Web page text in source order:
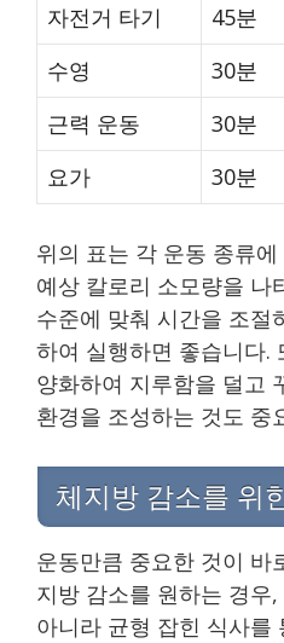
자전거 타기
45분
수영
30분
근력 운동
30분
요가
30분
위의 표는 각 운동 종류
예상 칼로리 소모량을 나
수준에 맞춰 시간을 조절
하여 실행하면 좋습니다.
양화하여 지루함을 덜고
환경을 조성하는 것도 중
체지방 감소를 위
운동만큼 중요한 것이 바
지방 감소를 원하는 경우
아니라 균형 잡힌 식사를